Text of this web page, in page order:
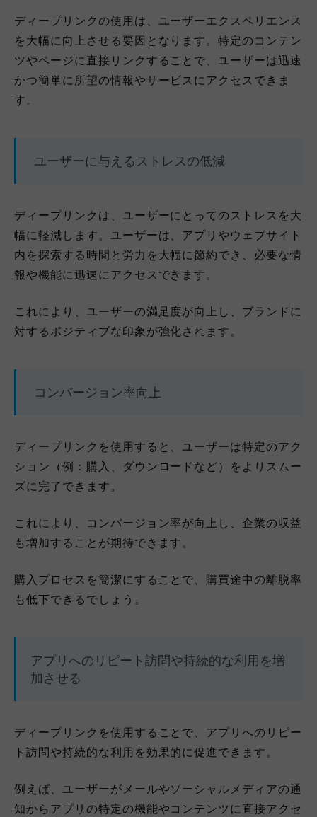
ディープリンクの使用は、ユーザーエクスペリエンス
を大幅に向上させる要因となります。特定のコンテン
ツやページに直接リンクすることで、ユーザーは迅速
かつ簡単に所望の情報やサービスにアクセスできま
す。
ユーザーに与えるストレスの低減
ディープリンクは、ユーザーにとってのストレスを大
幅に軽減します。ユーザーは、アプリやウェブサイト
内を探索する時間と労力を大幅に節約でき、必要な情
報や機能に迅速にアクセスできます。
これにより、ユーザーの満足度が向上し、ブランドに
対するポジティブな印象が強化されます。
コンバージョン率向上
ディープリンクを使用すると、ユーザーは特定のアク
ション（例：購入、ダウンロードなど）をよりスムー
ズに完了できます。
これにより、コンバージョン率が向上し、企業の収益
も増加することが期待できます。
購入プロセスを簡潔にすることで、購買途中の離脱率
も低下できるでしょう。
アプリへのリピート訪問や持続的な利用を増
加させる
ディープリンクを使用することで、アプリへのリピー
ト訪問や持続的な利用を効果的に促進できます。
例えば、ユーザーがメールやソーシャルメディアの通
知からアプリの特定の機能やコンテンツに直接アクセ